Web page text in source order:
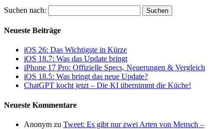
Suchen nach:
Neueste Beiträge
iOS 26: Das Wichtigste in Kürze
iOS 18.7: Was das Update bringt
iPhone 17 Pro: Offizielle Specs, Neuerungen & Vergleich
iOS 18.5: Was bringt das neue Update?
ChatGPT kocht jetzt – Die KI übernimmt die Küche!
Neueste Kommentare
Anonym zu Tweet: Es gibt nur zwei Arten von Mensch –